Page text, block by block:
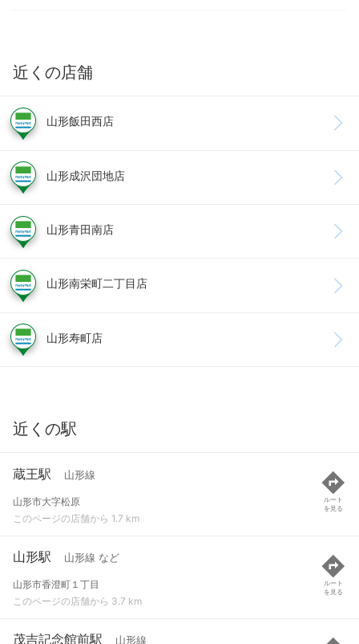
近くの店舗
山形飯田西店
山形成沢団地店
山形青田南店
山形南栄町二丁目店
山形寿町店
近くの駅
蔵王駅 山形線
山形市大字松原
このページの店舗から 1.7 km
ルート
を見る
山形駅 山形線 など
山形市香澄町１丁目
このページの店舗から 3.7 km
ルート
を見る
茂吉記念館前駅 山形線